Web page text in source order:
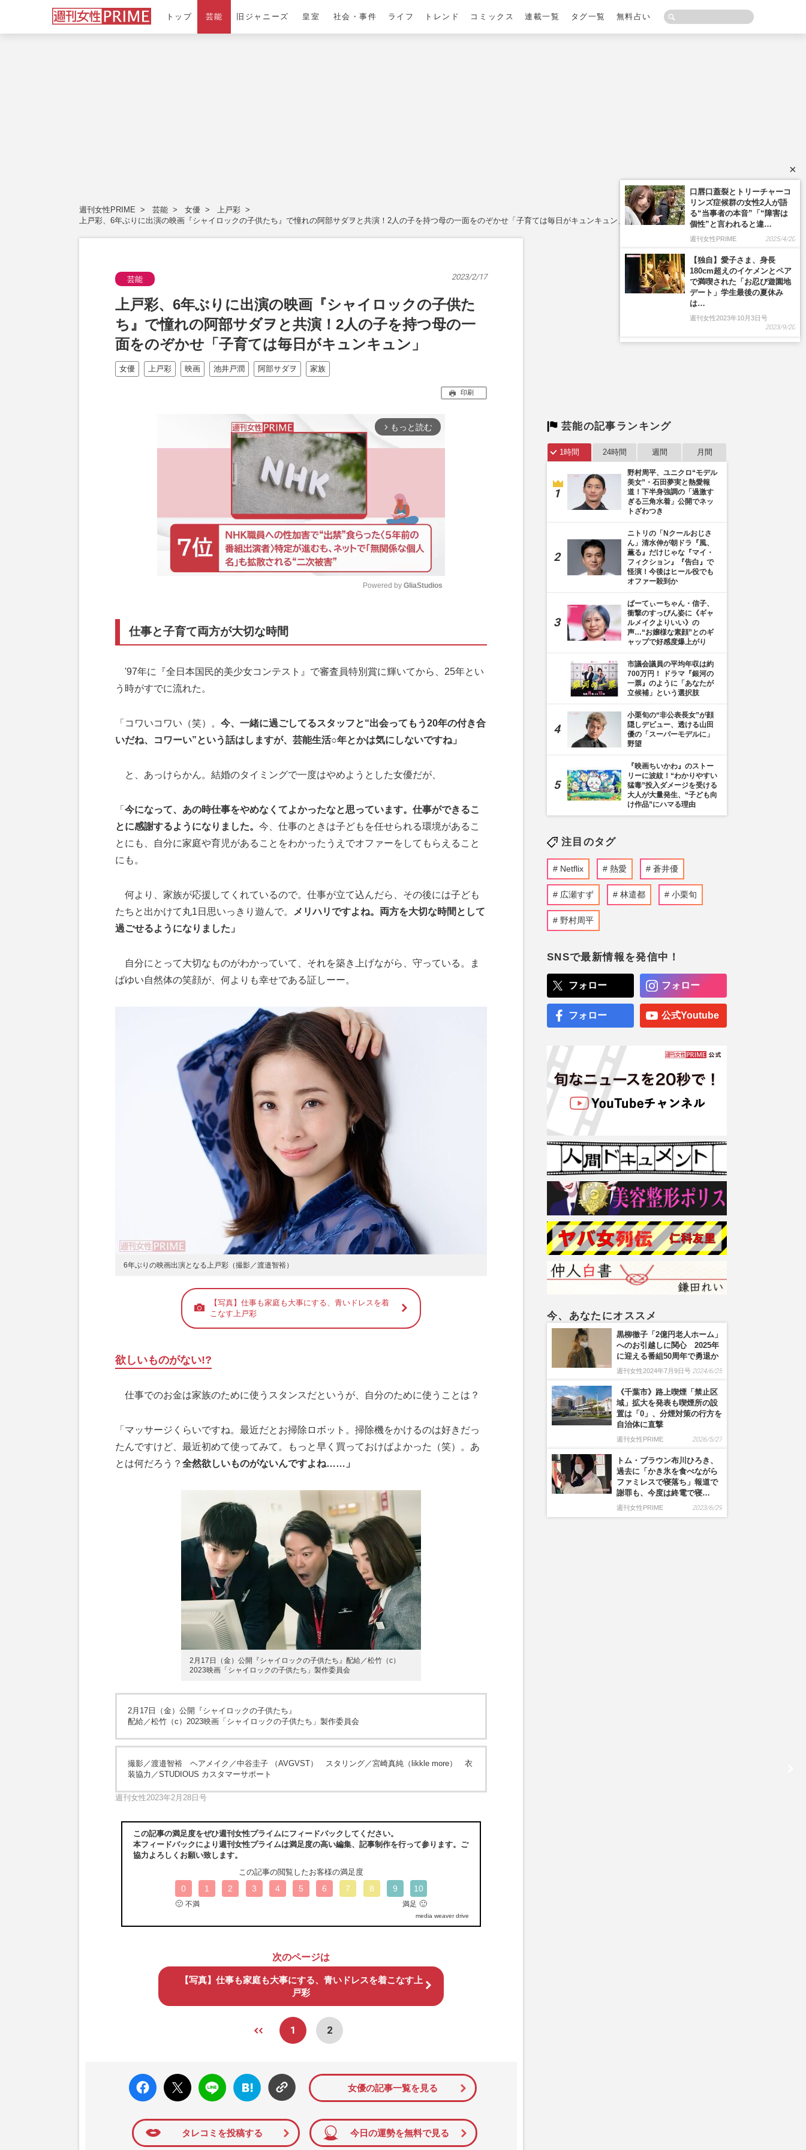
トップ 芸能 旧ジャニーズ 皇室 社会・事件 ライフ トレンド コミックス 連載一覧 タグ一覧 無料占い
週刊女性PRIME 芸能 女優
上戸彩
上戸彩、6年ぶりに出演の映画『シャイロックの子供たち』で憧れの阿部サダヲと共演！2人の子を持つ母の一面をのぞかせ「子育ては毎日がキュンキュン」
芸能 2023/2/17
上戸彩、6年ぶりに出演の映画『シャイロックの子供た
ち』で憧れの阿部サダヲと共演！2人の子を持つ母の一
面をのぞかせ「子育ては毎日がキュンキュン」
女優 上戸彩 映画 池井戸潤 阿部サダヲ 家族
印刷
arrow_forward_ios もっと読む
e
Powered by GliaStudios
仕事と子育て両方が大切な時間
'97年に『全日本国民的美少女コンテスト』で審査員特別賞に輝いてから、25年とい
う時がすでに流れた。
「コワいコワい（笑）。 今、一緒に過ごしてるスタッフと“出会ってもう20年の付き合
いだね、コワーい”という話はしますが、芸能生活○年とかは気にしないですね」
と、あっけらかん。結婚のタイミングで一度はやめようとした女優だが、
「 今になって、あの時仕事をやめなくてよかったなと思っています。仕事ができるこ
とに感謝するようになりました。 今、仕事のときは子どもを任せられる環境があるこ
とにも、自分に家庭や育児があることをわかったうえでオファーをしてもらえること
にも。
何より、家族が応援してくれているので。仕事が立て込んだら、その後には子ども
たちと出かけて丸1日思いっきり遊んで。
メリハリですよね。両方を大切な時間として
過ごせるようになりました」
自分にとって大切なものがわかっていて、それを築き上げながら、守っている。ま
ばゆい自然体の笑顔が、何よりも幸せである証しーー。
6年ぶりの映画出演となる上戸彩（撮影／渡邉智裕）
【写真】仕事も家庭も大事にする、青いドレスを着
こなす上戸彩
欲しいものがない!?
仕事でのお金は家族のために使うスタンスだというが、自分のために使うことは？
「マッサージくらいですね。最近だとお掃除ロボット。掃除機をかけるのは好きだっ
たんですけど、最近初めて使ってみて。もっと早く買っておけばよかった（笑）。あ
とは何だろう？ 全然欲しいものがないんですよね……」
2月17日（金）公開『シャイロックの子供たち』配給／松竹（c）
2023映画「シャイロックの子供たち」製作委員会
2月17日（金）公開『シャイロックの子供たち』
配給／松竹（c）2023映画「シャイロックの子供たち」製作委員会
撮影／渡邉智裕 ヘアメイク／中谷圭子 （AVGVST） スタリング／宮崎真純（likkle more） 衣
装協力／STUDIOUS カスタマーサポート
週刊女性2023年2月28日号
この記事の満足度をぜひ週刊女性プライムにフィードバックしてください。
本フィードバックにより週刊女性プライムは満足度の高い編集、記事制作を行って参ります。ご
協力よろしくお願い致します。
この記事の閲覧したお客様の満足度
0 1 2 3 4 5 6 7 8 9 10
🙁 不満 満足 🙂
media weaver drive
次のページは
【写真】仕事も家庭も大事にする、青いドレスを着こなす上
戸彩
1 2
faceboo
k いい
ね
X ポス
ト
LINE
はてな
ブック
マーク
女優の記事一覧を見る
タレコミを投稿する 今日の運勢を無料で見る
芸能の記事ランキング
1時間 24時間 週間 月間
野村周平、ユニクロ“モデル
美女”・石田夢実と熱愛報
道！下半身強調の「過激す
ぎる三角水着」公開でネッ
トざわつき
ニトリの「Nクールおじさ
ん」清水伸が朝ドラ『風、
薫る』だけじゃな『マイ・
フィクション』『告白』で
怪演！今後はヒール役でも
オファー殺到か
ぱーてぃーちゃん・信子、
衝撃のすっぴん姿に《ギャ
ルメイクよりいい》の
声…“お嬢様な素顔”とのギ
ャップで好感度爆上がり
市議会議員の平均年収は約
700万円！ ドラマ『銀河の
一票』のように「あなたが
立候補」という選択肢
小栗旬の“非公表長女”が顔
隠しデビュー、透ける山田
優の「スーパーモデルに」
野望
『映画ちいかわ』のストー
リーに波紋！“わかりやすい
猛毒”投入ダメージを受ける
大人が大量発生、“子ども向
け作品”にハマる理由
注目のタグ
Netflix 熱愛 蒼井優
広瀬すず 林遣都 小栗旬
野村周平
SNSで最新情報を発信中！
フォロー フォロー
フォロー 公式Youtube
今、あなたにオススメ
黒柳徹子「2億円老人ホーム」
へのお引越しに関心 2025年
に迎える番組50周年で勇退か
週刊女性2024年7月9日号 2024/6/25
《千葉市》路上喫煙「禁止区
域」拡大を発表も喫煙所の設
置は「0」、分煙対策の行方を
自治体に直撃
週刊女性PRIME 2026/5/27
トム・ブラウン布川ひろき、
過去に「かき氷を食べながら
ファミレスで寝落ち」報道で
謝罪も、今度は終電で寝…
週刊女性PRIME 2023/6/29
×
口唇口蓋裂とトリーチャーコ
リンズ症候群の女性2人が語
る“当事者の本音”「“障害は
個性”と言われると違…
週刊女性PRIME 2025/4/20
【独自】愛子さま、身長
180cm超えのイケメンとペア
で満喫された「お忍び遊園地
デート」学生最後の夏休み
は…
週刊女性2023年10月3日号
2023/9/20